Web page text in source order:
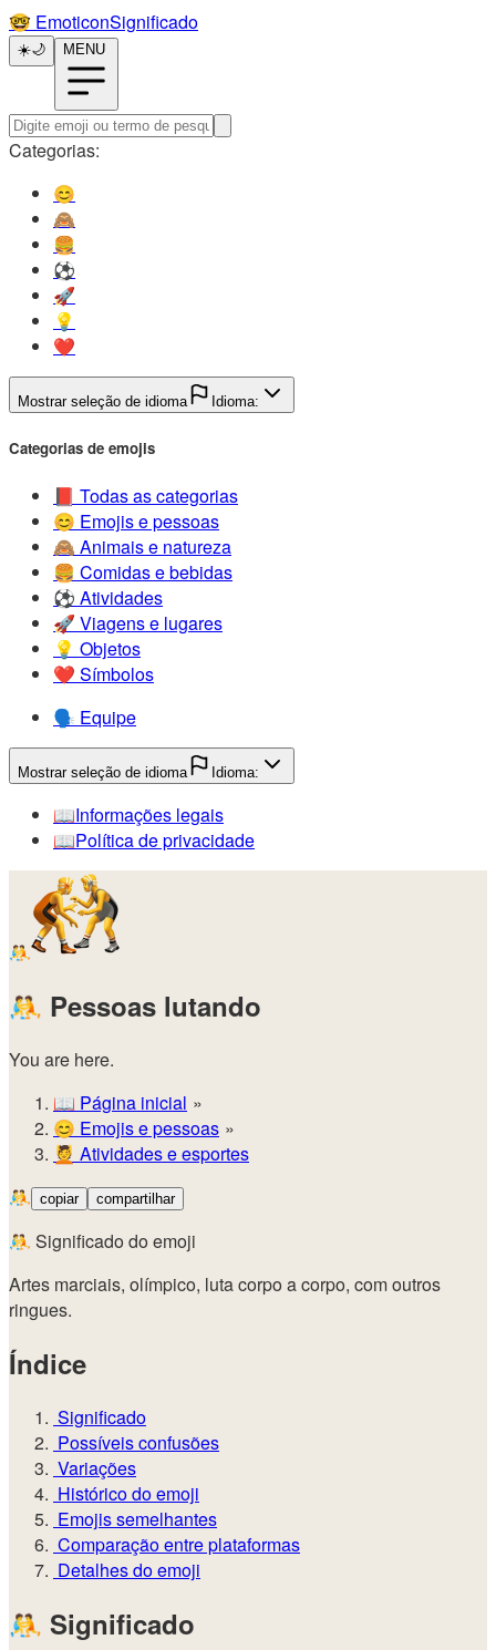
🤓️ EmoticonSignificado
☀️🌙 MENU
Categorias:
😊️
🙈️
🍔️
⚽️
🚀️
💡️
❤️
Mostrar seleção de idioma Idioma:
Categorias de emojis
📕️ Todas as categorias
😊️ Emojis e pessoas
🙈️ Animais e natureza
🍔️ Comidas e bebidas
⚽️ Atividades
🚀️ Viagens e lugares
💡️ Objetos
❤️ Símbolos
🗣️ Equipe
Mostrar seleção de idioma Idioma:
📖️Informações legais
📖️Política de privacidade
🤼
🤼 Pessoas lutando
You are here.
📖 Página inicial
😊️ Emojis e pessoas
💆 Atividades e esportes
🤼 copiar compartilhar
🤼 Significado do emoji
Artes marciais, olímpico, luta corpo a corpo, com outros
ringues.
Índice
Significado
Possíveis confusões
Variações
Histórico do emoji
Emojis semelhantes
Comparação entre plataformas
Detalhes do emoji
🤼 Significado